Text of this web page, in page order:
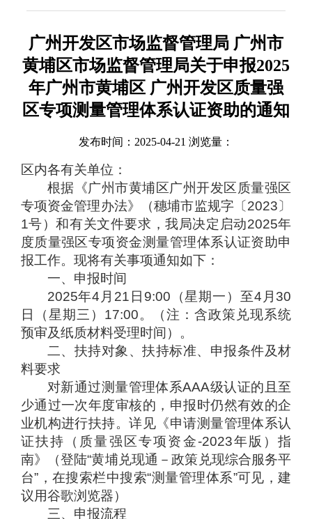
广州开发区市场监督管理局 广州市
黄埔区市场监督管理局关于申报2025
年广州市黄埔区 广州开发区质量强
区专项测量管理体系认证资助的通知
发布时间：2025-04-21 浏览量：
区内各有关单位：
根据《广州市黄埔区广州开发区质量强区
专项资金管理办法》（穗埔市监规字〔2023〕
1号）和有关文件要求，我局决定启动2025年
度质量强区专项资金测量管理体系认证资助申
报工作。现将有关事项通知如下：
一、申报时间
2025年4月21日9:00（星期一）至4月30
日（星期三）17:00。（注：含政策兑现系统
预审及纸质材料受理时间）。
二、扶持对象、扶持标准、申报条件及材
料要求
对新通过测量管理体系AAA级认证的且至
少通过一次年度审核的，申报时仍然有效的企
业机构进行扶持。详见《申请测量管理体系认
证扶持（质量强区专项资金-2023年版）指
南》（登陆“黄埔兑现通－政策兑现综合服务平
台”，在搜索栏中搜索“测量管理体系”可见，建
议用谷歌浏览器）
三、申报流程